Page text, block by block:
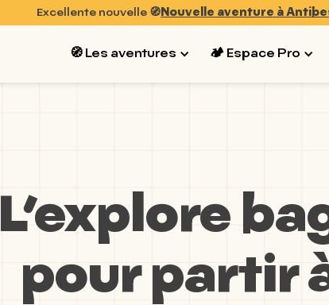
Excellente nouvelle 🧭 Nouvelle aventure à
🧭 Les aventures 🏕 Espace Pro
L’explore
pour partir